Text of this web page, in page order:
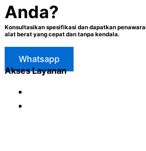
Anda?
Konsultasikan spesifikasi dan dapatkan
alat berat yang cepat dan tanpa kendala.
Whatsapp
Akses Layanan